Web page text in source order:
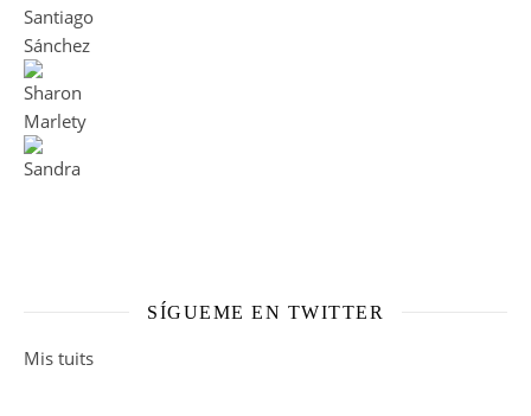
SÍGUEME EN TWITTER
Mis tuits